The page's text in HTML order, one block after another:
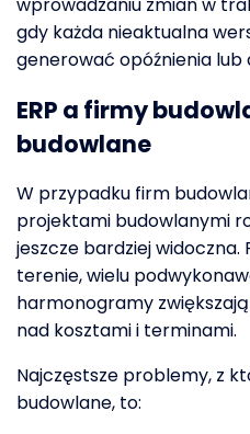
wprowadzaniu zmian w
gdy każda nieaktualna
generować opóźnienia lub
ERP a firmy
budowlane
W przypadku firm
projektami budowlanymi
jeszcze bardziej
terenie, wielu
harmonogramy
nad kosztami i terminami.
Najczęstsze problemy, z
budowlane, to: